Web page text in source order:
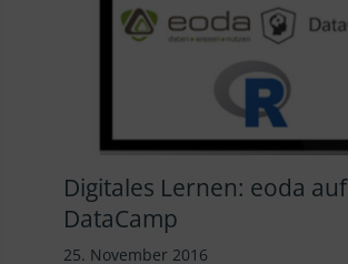
Digitales Lernen: eoda auf
DataCamp
25. November 2016